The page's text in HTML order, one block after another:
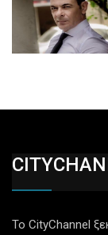
Το CityChannel